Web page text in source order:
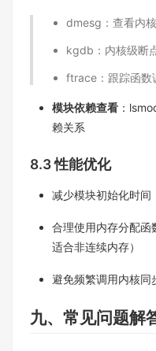
dmesg：查看内
kgdb：内核级断
ftrace：跟踪函数
模块依赖查看 ：
赖关系​
8.3 性能优化​
减少模块初始化时间
合理使用内存分配
适合非连续内存）​
避免频繁调用内核同
九、常见问题解